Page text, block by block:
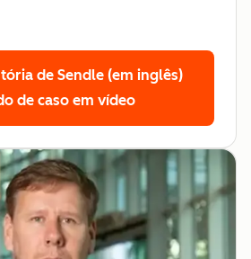
de Sendle (em inglês)
de caso em vídeo